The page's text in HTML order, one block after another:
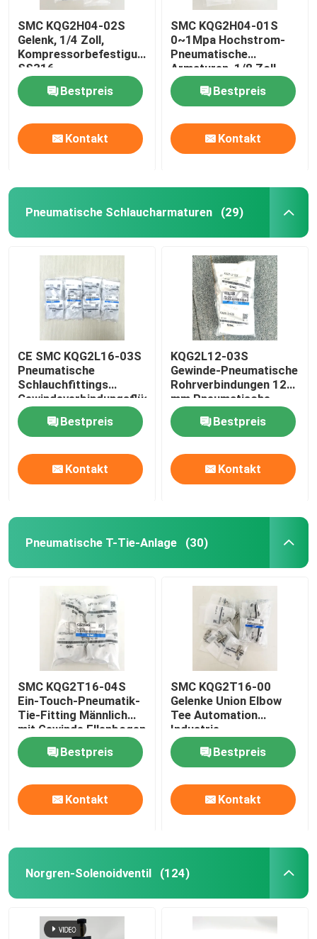
Festo Magnetventil
Vakuumsauger
SMC KQG2H04-02S
Gelenk, 1/4 Zoll,
Kompressorbefestigungen,
SS316
Bestpreis
Kontakt
SMC KQG2H04-01S
0~1Mpa Hochstrom-
Pneumatische
Armaturen, 1/8 Zoll
Bestpreis
Kontakt
Pneumatische Schlaucharmaturen (29)
CE SMC KQG2L16-03S
Pneumatische
Schlauchfittings
Gewindeverbindungsflüssigkeit
SS316
Bestpreis
Kontakt
KQG2L12-03S
Gewinde-Pneumatische
Rohrverbindungen 12
mm Pneumatische
Rohrverbindungen
Bestpreis
Kontakt
Pneumatische T-Tie-Anlage (30)
SMC KQG2T16-04S
Ein-Touch-Pneumatik-
Tie-Fitting Männlich
mit Gewinde Ellenbogen
SUS316
Bestpreis
Kontakt
SMC KQG2T16-00
Gelenke Union Elbow
Tee Automation
Industrie
Bestpreis
Kontakt
Norgren-Solenoidventil (124)